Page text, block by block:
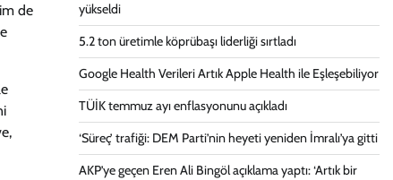
de
yükseldi
5.2 ton üretimle köprübaşı liderliği sırtladı
Google Health Verileri Artık Apple Health ile Eşleşebiliyor
TÜİK temmuz ayı enflasyonunu açıkladı
‘Süreç’ trafiği: DEM Parti’nin heyeti yeniden İmralı’ya gitti
AKP’ye geçen Eren Ali Bingöl açıklama yaptı: ‘Artık bir